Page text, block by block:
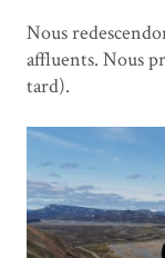
Nous
affluents. Nous
tard).